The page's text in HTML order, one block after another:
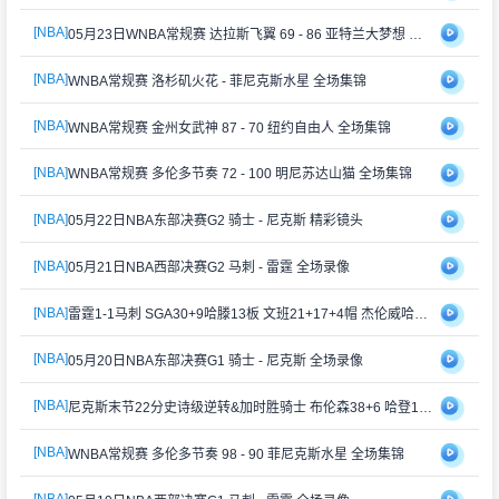
[NBA]
[NBA]WNBA常规赛 洛杉矶火花 - 菲尼克斯水星 全场集锦
[NBA]WNBA常规赛 金州女武神 87 - 70 纽约自由人 全场集锦
[NBA]WNBA常规赛 多伦多节奏 72 - 100 明尼苏达山猫 全场集锦
[NBA]05月22日NBA东部决赛G2 骑士 - 尼克斯 精彩镜头
[NBA]05月21日NBA西部决赛G2 马刺 - 雷霆 全场录像
[NBA] 雷霆1-1马刺 SGA30+9哈滕13板 文班21+17+4帽 杰伦威哈珀伤退
[NBA]05月20日NBA东部决赛G1 骑士 - 尼克斯 全场录像
[NBA]
[NBA]WNBA常规赛 多伦多节奏 98 - 90 菲尼克斯水星 全场集锦